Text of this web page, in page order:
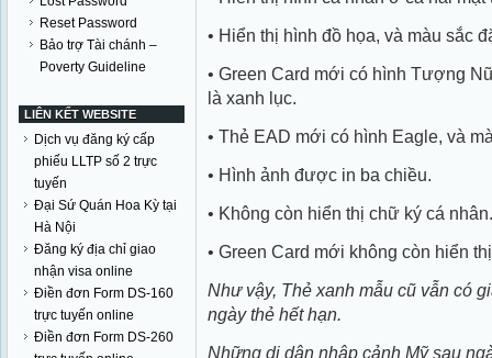
Reset Password
Bảo trợ Tài chánh –
Poverty Guideline
LIÊN KẾT WEBSITE
Dịch vụ đăng ký cấp
phiếu LLTP số 2 trực
tuyến
Đại Sứ Quán Hoa Kỳ tại
Hà Nội
Đăng ký địa chỉ giao
nhận visa online
Điền đơn Form DS-160
trực tuyến online
Điền đơn Form DS-260
• Hiển thị hình đồ họa, và màu sắc
• Green Card mới có hình Tượng
là xanh lục.
• Thẻ EAD mới có hình Eagle, và
• Hình ảnh được in ba chiều.
• Không còn hiển thị chữ ký cá nhân.
• Green Card mới không còn hiển
Như vậy, Thẻ xanh mẫu cũ vẫn có
ngày thẻ hết hạn.
Những di dân nhập cảnh Mỹ sau